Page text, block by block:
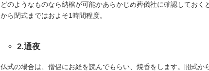
どのようなものなら納棺が可能かあらかじめ葬儀社に確認してお
から閉式まではおよそ1時間程度。
2.通夜
仏式の場合は、僧侶にお経を読んでもらい、焼香をします。開式か